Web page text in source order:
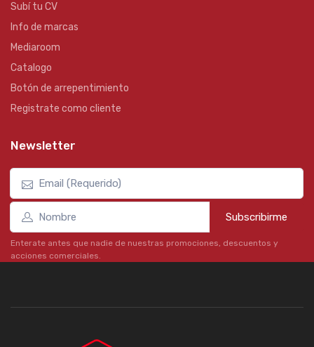
Subí tu CV
Info de marcas
Mediaroom
Catalogo
Botón de arrepentimiento
Registrate como cliente
Newsletter
Subscribirme
Enterate antes que nadie de nuestras promociones, descuentos y
acciones comerciales.